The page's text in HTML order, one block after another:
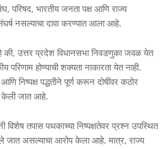
परिषद, भारतीय जनता पक्ष आणि राज्य
नसल्याचा दावा करण्यात आला आहे.
की, उत्तर प्रदेश विधानसभा निवडणुका जवळ येत
होण्याची शक्यता नाकारता येत नाही.
निष्पक्ष पद्धतीने पूर्ण करून दोषींवर कठोर
केली जात आहे.
विशेष तपास पथकाच्या निष्पक्षतेवर प्रश्न उपस्थित
जात असल्याचा आरोप केला आहे. मात्र, राज्य